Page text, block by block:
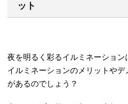
ット
夜を明るく彩るイルミネーション
イルミネーションのメリットやデ
があるのでしょう？